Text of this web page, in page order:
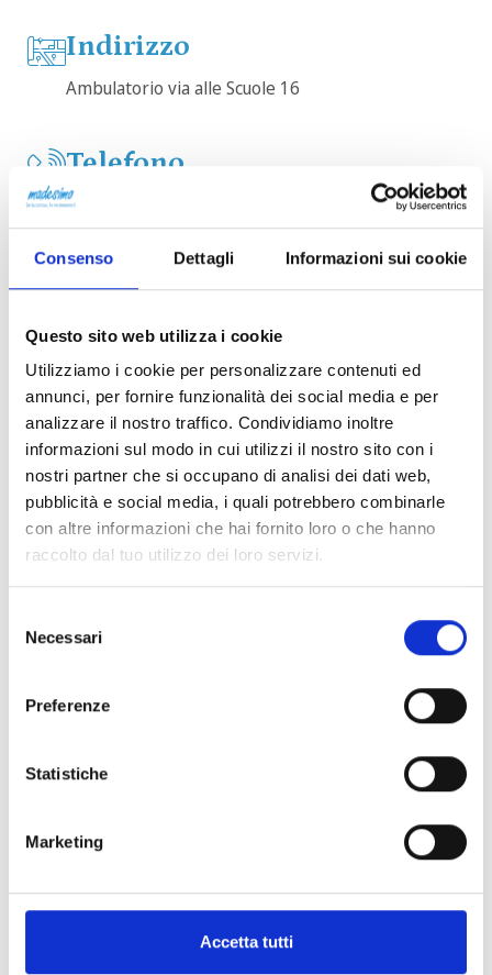
Consenso Dettagli Informazioni sui cookie
Questo sito web utilizza i cookie
Utilizziamo i cookie per personalizzare contenuti ed
annunci, per fornire funzionalità dei social media e per
analizzare il nostro traffico. Condividiamo inoltre
informazioni sul modo in cui utilizzi il nostro sito con i
nostri partner che si occupano di analisi dei dati web,
pubblicità e social media, i quali potrebbero combinarle
con altre informazioni che hai fornito loro o che hanno
raccolto dal tuo utilizzo dei loro servizi.
delNecessari
Preferenze
Statistiche
Marketing
Accetta tutti
Indirizzo
Ambulatorio via alle Scuole 16
Telefono
cellulare
+39 340 2420226
e-mail
info@osteopatafarina.it
Social
Instagram